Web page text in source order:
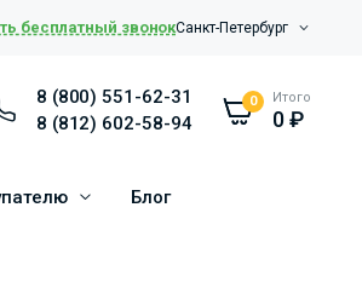
бесплатный звонокСанкт-Петербург
8 (800) 551-62-31
8 (812) 602-58-94
0 Итого
0₽
Блог